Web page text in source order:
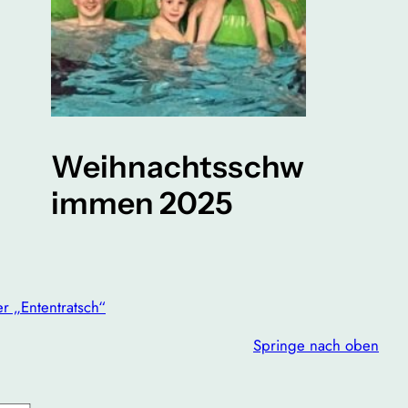
Weihnachtsschw
immen 2025
„Ententratsch“
Springe nach oben